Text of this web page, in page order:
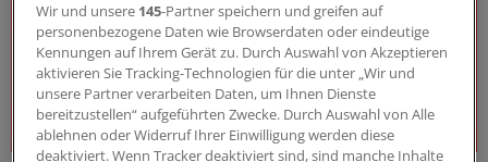
Wir und unsere 145-Partner speichern und greifen auf
personenbezogene Daten wie Browserdaten oder eindeutige
Kennungen auf Ihrem Gerät zu. Durch Auswahl von Akzeptieren
aktivieren Sie Tracking-Technologien für die unter „Wir und
unsere Partner verarbeiten Daten, um Ihnen Dienste
bereitzustellen“ aufgeführten Zwecke. Durch Auswahl von Alle
ablehnen oder Widerruf Ihrer Einwilligung werden diese
deaktiviert. Wenn Tracker deaktiviert sind, sind manche Inhalte